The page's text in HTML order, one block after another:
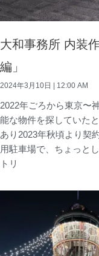
大和事務所 内装
編」
2024年3月10日 12:00 AM
2022年ごろから東京〜
能な物件を探していた
あり2023年秋頃より契
用駐車場で、ちょっと
トリ